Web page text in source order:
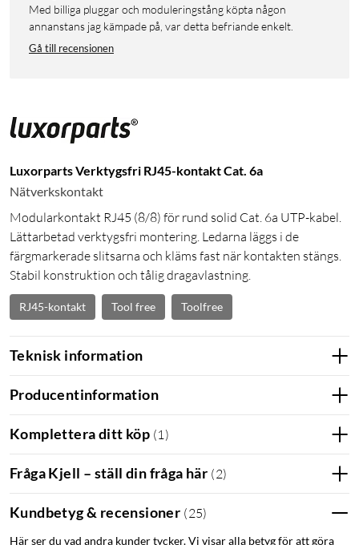
Med billiga pluggar och moduleringstång köpta någon
annanstans jag kämpade på, var detta befriande enkelt.
Gå till recensionen
Luxorparts Verktygsfri RJ45-kontakt Cat. 6a
Nätverkskontakt
Modularkontakt RJ45 (8/8) för rund solid Cat. 6a UTP-kabel.
Lättarbetad verktygsfri montering. Ledarna läggs i de
färgmarkerade slitsarna och kläms fast när kontakten stängs.
Stabil konstruktion och tålig dragavlastning.
RJ45-kontakt Tool free Toolfree
Teknisk information
Producentinformation
Komplettera ditt köp (1)
Fråga Kjell – ställ din fråga här (2)
Kundbetyg & recensioner (25)
Här ser du vad andra kunder tycker. Vi visar alla betyg för att göra